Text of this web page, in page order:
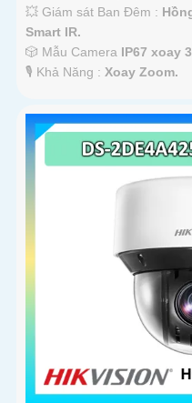
💥 Giám sát Ban Đêm :
Smart IR.
🎲 Mẫu Camera IP67 xoay
️🎙 Khả Năng : Xoay Zoom.